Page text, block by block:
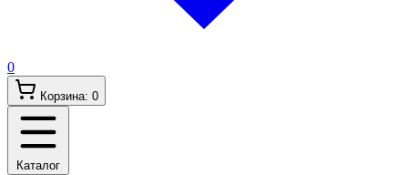
0
Корзина: 0
Каталог